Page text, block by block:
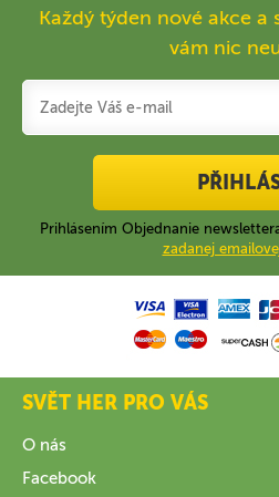
Každý týden nové akce a
vám nic
Prihlásením Objednanie
zadanej
SVĚT HER PRO VÁS
O nás
Facebook